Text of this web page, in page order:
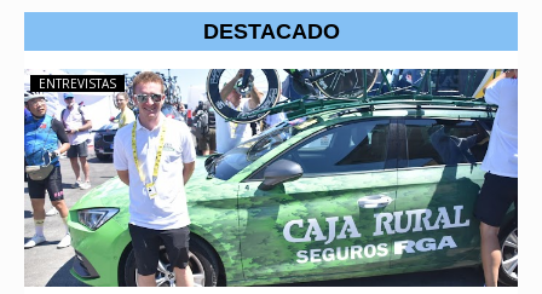
DESTACADO
ENTREVISTAS